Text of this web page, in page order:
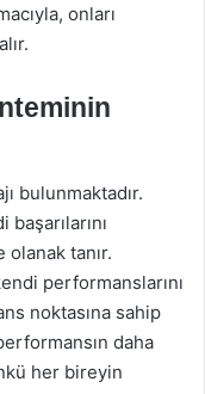
onları
bulunmaktadır.
tanır.
performanslarını
noktasına sahip
daha
her bireyin